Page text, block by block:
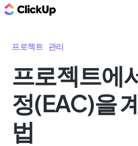
프로젝트 관리
프로젝트에
정(EAC)을
법